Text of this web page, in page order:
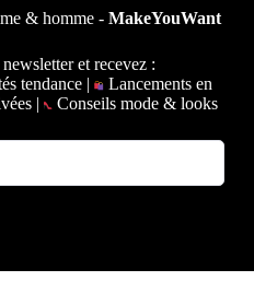
& homme -MakeYouWant
et recevez :
tendance |
Lancements en
| Conseils mode & looks